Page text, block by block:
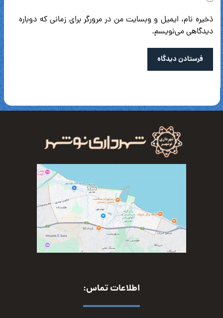
ذخیره نام، ایمیل و وبسایت من در مرورگر برای زمانی که دوباره
دیدگاهی می‌نویسم.
فرستادن دیدگاه
اطلاعات تماس: